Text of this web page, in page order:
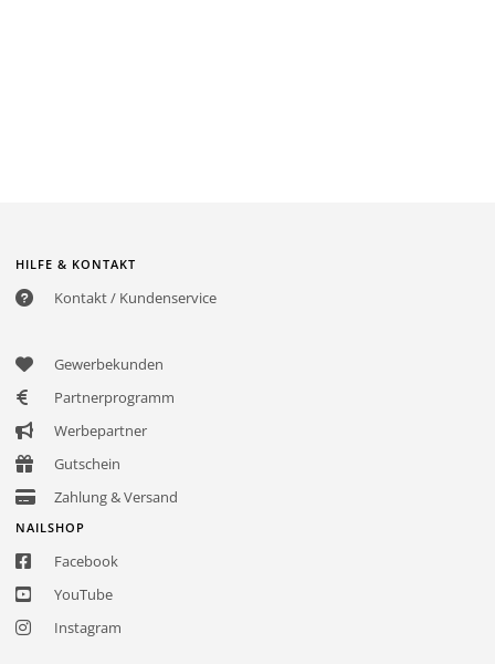
HILFE & KONTAKT
Kontakt / Kundenservice
Gewerbekunden
Partnerprogramm
Werbepartner
Gutschein
Zahlung & Versand
NAILSHOP
Facebook
YouTube
Instagram